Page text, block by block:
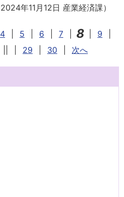
2024年11月12日 産業経済課）
4 5 6 7 8 9
29 30 次へ